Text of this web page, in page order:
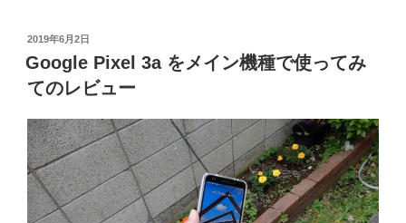
た”
の
パ
ム
対
を
Google
reCaptcha
v3
一
投
稿
日:
2019年6月2日
Google Pixel 3a をメイン機種で使ってみ
てのレビュー